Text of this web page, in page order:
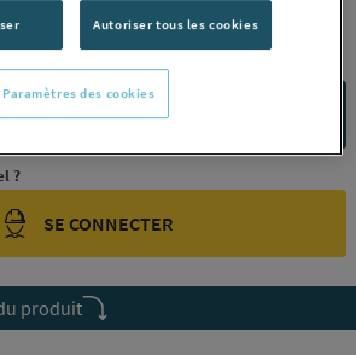
CONTACTEZ-NOUS
?
SE CONNECTER
produit
Autoriser tous les cookies
Paramètres des cookies